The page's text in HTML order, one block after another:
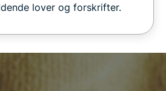
lover og forskrifter.